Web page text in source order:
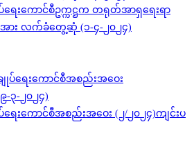
ေးကောင်စီဥက္ကဋ္ဌက တရုတ်အာရှရေးရာ
း လက်ခံတွေ့ဆုံ (၁-၄-၂၀၂၄)
ေးကောင်စီအစည်းအဝေး (၂/၂၀၂၄)ကျင်းပ